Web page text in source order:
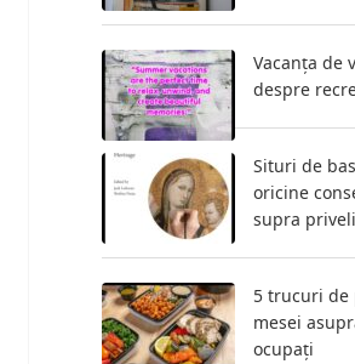
Vacanța de
despre
Situri de
oricine
supra
5 trucuri de
mesei
ocupați